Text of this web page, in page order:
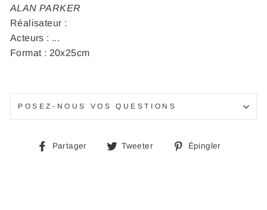
ALAN PARKER
Réalisateur :
Acteurs : ...
Format : 20x25cm
POSEZ-NOUS VOS QUESTIONS
Partager
PartagerTweeter
TweeterÉpingler